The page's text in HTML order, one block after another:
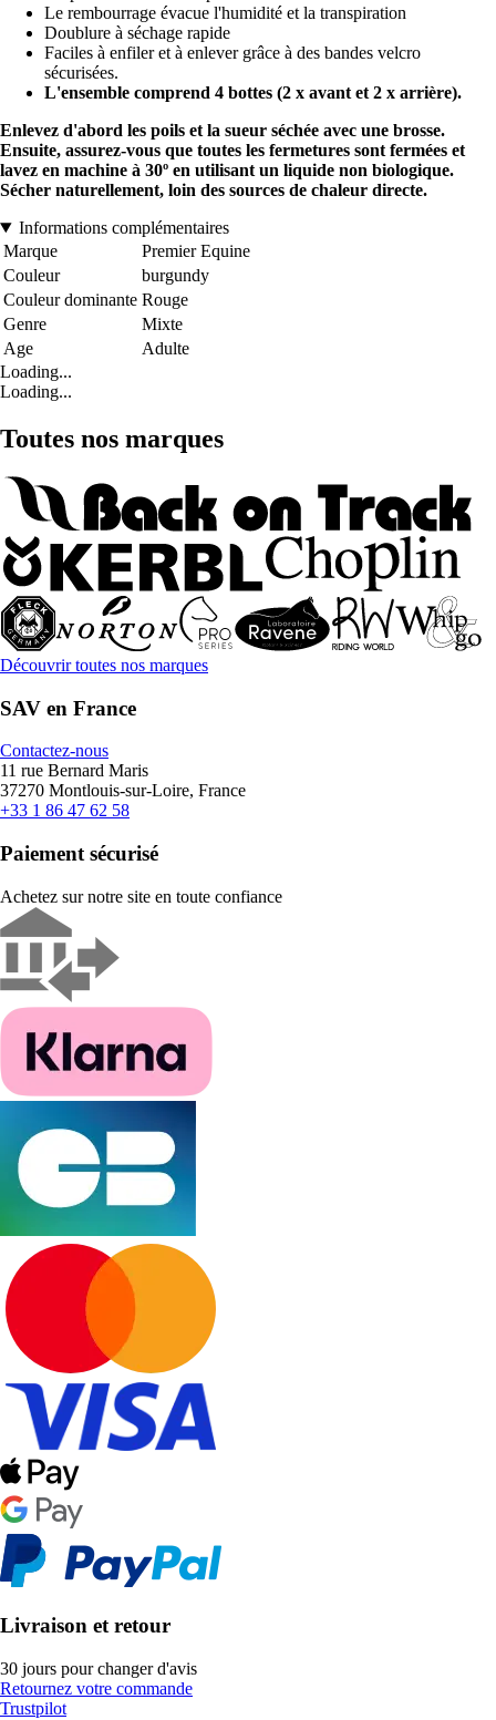
Le rembourrage évacue l'humidité et la transpiration
Doublure à séchage rapide
Faciles à enfiler et à enlever grâce à des bandes velcro
sécurisées.
L'ensemble comprend 4 bottes (2 x avant et 2 x arrière).
Enlevez d'abord les poils et la sueur séchée avec une brosse.
Ensuite, assurez-vous que toutes les fermetures sont fermées et
lavez en machine à 30º en utilisant un liquide non biologique.
Sécher naturellement, loin des sources de chaleur directe.
Informations complémentaires
Marque
Premier Equine
Couleur
burgundy
Couleur dominante Rouge
Genre
Mixte
Age
Adulte
Loading...
Loading...
Toutes nos marques
Découvrir toutes nos marques
SAV en France
Contactez-nous
11 rue Bernard Maris
37270 Montlouis-sur-Loire, France
+33 1 86 47 62 58
Paiement sécurisé
Achetez sur notre site en toute confiance
Livraison et retour
30 jours pour changer d'avis
Retournez votre commande
Trustpilot